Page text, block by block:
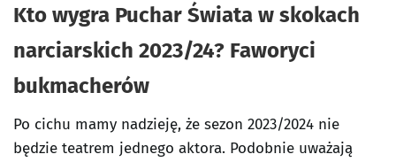
Kto wygra Puchar Świata w skokach
narciarskich 2023/24? Faworyci
bukmacherów
Po cichu mamy nadzieję, że sezon 2023/2024 nie
będzie teatrem jednego aktora. Podobnie uważają